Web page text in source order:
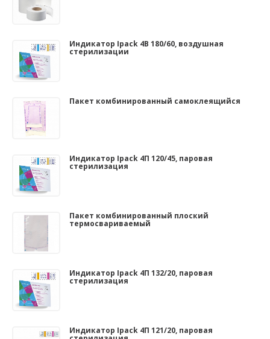
Индикатор Ipack 4В 180/60, воздушная
стерилизации
Пакет комбинированный самоклеящийся
Индикатор Ipack 4П 120/45, паровая
стерилизация
Пакет комбинированный плоский
термосвариваемый
Индикатор Ipack 4П 132/20, паровая
стерилизация
Индикатор Ipack 4П 121/20, паровая